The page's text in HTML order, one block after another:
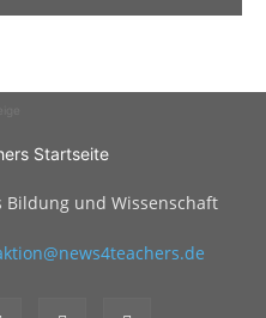
Bildung und Wissenschaft